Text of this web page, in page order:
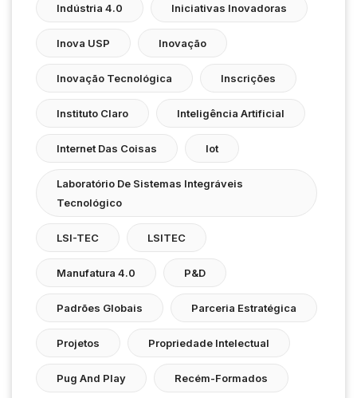
Indústria 4.0 Iniciativas Inovadoras
Inova USP Inovação
Inovação Tecnológica Inscrições
Instituto Claro Inteligência Artificial
Internet Das Coisas Iot
Laboratório De Sistemas Integráveis
Tecnológico
LSI-TEC LSITEC
Manufatura 4.0 P&D
Padrões Globais Parceria Estratégica
Projetos Propriedade Intelectual
Pug And Play Recém-Formados